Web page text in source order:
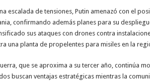
escalada de tensiones, Putin amenazó con el
confirmando además planes para su
sus ataques con drones contra
una planta de propelentes para misiles en la
que se aproxima a su tercer año, continúa
buscan ventajas estratégicas mientras la